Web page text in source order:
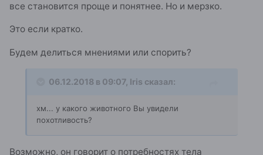
все становится проще и понятнее. Но и мерзко.
Это если кратко.
Будем делиться мнениями или спорить?
06.12.2018 в 09:07, Iris сказал:
хм... у какого животного Вы увидели
похотливость?
Возможно, он говорит о потребностях тела